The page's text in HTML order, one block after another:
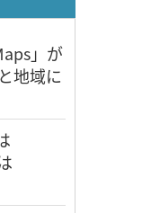
」が
地域に